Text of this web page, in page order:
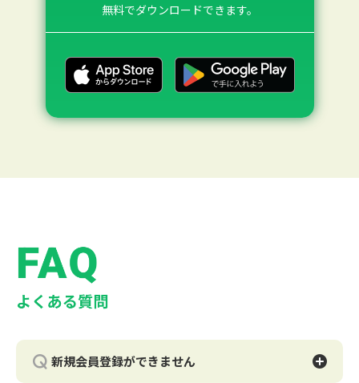
無料でダウンロードできます。
新規会員登録ができません